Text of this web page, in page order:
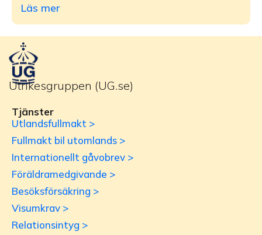
Läs mer
Utrikesgruppen (UG.se)
Tjänster
Utlandsfullmakt >
Fullmakt bil utomlands >
Internationellt gåvobrev >
Föräldramedgivande >
Besöksförsäkring >
Visumkrav >
Relationsintyg >